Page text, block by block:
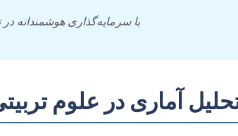
با سرمایه‌گذاری هوشمندانه در
آماری در علوم